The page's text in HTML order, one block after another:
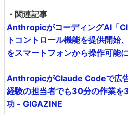
・関連記事
AnthropicがコーディングAI「
トコントロール機能を提供開始
をスマートフォンから操作可能
AnthropicがClaude Codeで広
経験の担当者でも30分の作業
功 - GIGAZINE